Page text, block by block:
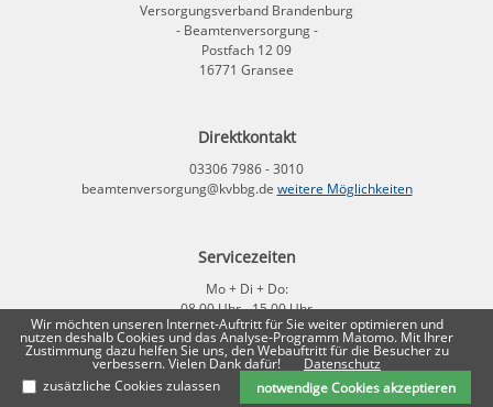
Versorgungsverband Brandenburg
- Beamtenversorgung -
Postfach 12 09
16771 Gransee
Direktkontakt
03306 7986 - 3010
beamtenversorgung@kvbbg.de weitere Möglichkeiten
Servicezeiten
Mo + Di + Do:
08.00 Uhr - 15.00 Uhr
Fr
08:00 Uhr - 12.00 Uhr
Impressum Datenschutz
Wir möchten unseren Internet-Auftritt für Sie weiter optimieren und
nutzen deshalb Cookies und das Analyse-Programm Matomo. Mit Ihrer
Zustimmung dazu helfen Sie uns, den Webauftritt für die Besucher zu
verbessern. Vielen Dank dafür!
Datenschutz
zusätzliche Cookies zulassen
notwendige Cookies akzeptieren